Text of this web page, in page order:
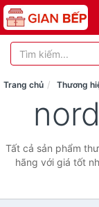
Trang chủ Thương
Tất cả sản phẩm
hãng với giá tốt